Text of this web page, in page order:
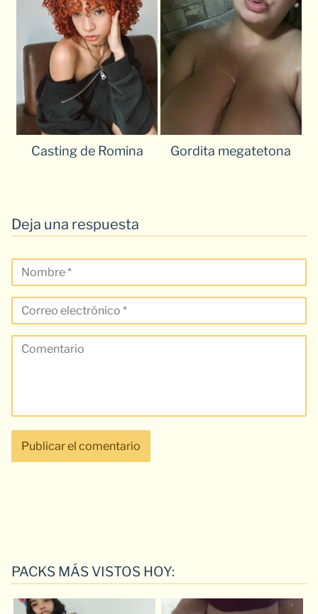
Casting de Romina Gordita megatetona
Deja una respuesta
PACKS MÁS VISTOS HOY: